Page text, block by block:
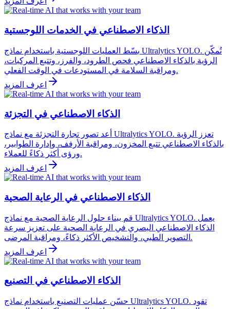
الذكاء الاصطناعي في الخدمات اللوجستية
بسّط العمليات اللوجستية باستخدام نماذج Ultralytics YOLO. تُمكّن
الرؤية بالذكاء الاصطناعي فحص الطرود، والفرز، وتتبع المركبات،
ومراقبة السلامة في المستودعات في الوقت الفعلي.
اعرف المزيد
الذكاء الاصطناعي في التجزئة
أعد تصور تجارة التجزئة مع نماذج Ultralytics YOLO. تعزز الرؤية
بالذكاء الاصطناعي تتبع المخزون، ومراقبة الأرفف، وإدارة الطوابير،
ورؤى أكثر ذكاءً للعملاء.
اعرف المزيد
الذكاء الاصطناعي في الرعاية الصحية
قم ببناء حلول الرعاية الصحية مع نماذج Ultralytics YOLO. يعمل
الذكاء الاصطناعي البصري في الرعاية الصحية على تعزيز سرعة
التصوير الطبي، والتشخيص الأكثر ذكاءً، ومراقبة المرضى.
اعرف المزيد
الذكاء الاصطناعي في التصنيع
حسّن عمليات التصنيع باستخدام نماذج Ultralytics YOLO. تقود